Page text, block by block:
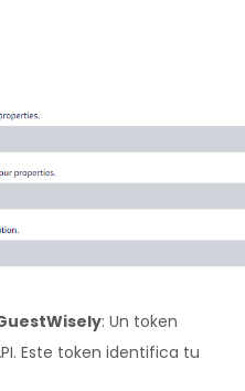
: Un token
Este token identifica tu